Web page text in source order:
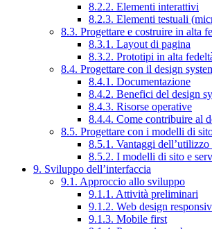
8.2.2. Elementi interattivi
8.2.3. Elementi testuali
8.3. Progettare e costruire in alta
8.3.1. Layout di pagina
8.3.2. Prototipi in alta
8.4. Progettare con il design
8.4.1. Documentazione
8.4.2. Benefici del design
8.4.3. Risorse operative
8.4.4. Come contribuire al
8.5. Progettare con i modelli di
8.5.1. Vantaggi
8.5.2. I modelli di sito e
9. Sviluppo dell’interfaccia
9.1. Approccio allo sviluppo
9.1.1. Attività preliminari
9.1.2. Web design
9.1.3. Mobile first